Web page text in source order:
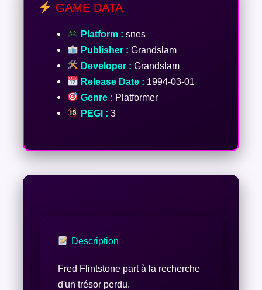
GAME DATA
Platform : snes
Publisher : Grandslam
Developer : Grandslam
Release Date : 1994-03-01
Genre : Platformer
PEGI : 3
Description
Fred Flintstone part à la recherche
d'un trésor perdu.